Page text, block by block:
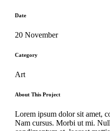
Date
20 November
Category
Art
About This Project
Lorem ipsum dolor sit amet,
Nam cursus. Morbi ut mi.